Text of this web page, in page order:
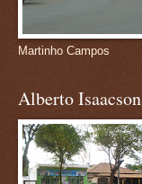
Martinho Campos
Alberto Isaacson